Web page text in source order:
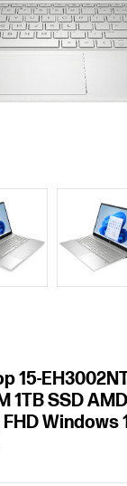
15-
1TB SSD
Windows